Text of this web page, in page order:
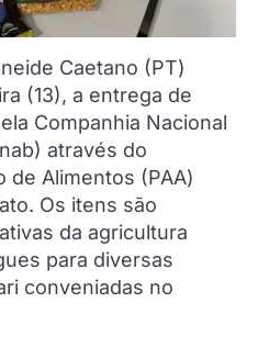
Caetano (PT)
(13), a entrega de
Companhia Nacional
através do
de Alimentos (PAA)
Os itens são
da agricultura
para diversas
conveniadas no